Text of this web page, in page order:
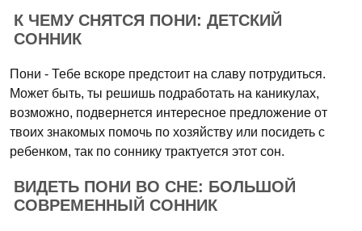
К ЧЕМУ СНЯТСЯ ПОНИ: ДЕТСКИЙ
СОННИК
Пони - Тебе вскоре предстоит на славу потрудиться.
Может быть, ты решишь подработать на каникулах,
возможно, подвернется интересное предложение от
твоих знакомых помочь по хозяйству или посидеть с
ребенком, так по соннику трактуется этот сон.
ВИДЕТЬ ПОНИ ВО СНЕ: БОЛЬШОЙ
СОВРЕМЕННЫЙ СОННИК